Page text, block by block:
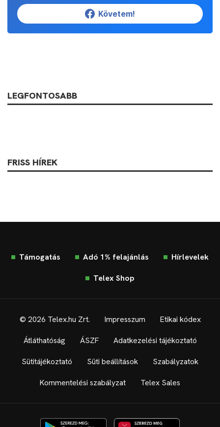
Követem!
LEGFONTOSABB
FRISS HÍREK
Támogatás Adó 1% felajánlás Hírlevelek
Telex Shop
© 2026 Telex.hu Zrt. Impresszum Etikai kódex
Átláthatóság ÁSZF Adatkezelési tájékoztató
Sütitájékoztató Süti beállítások Szabályzatok
Kommentelési szabályzat Telex Sales